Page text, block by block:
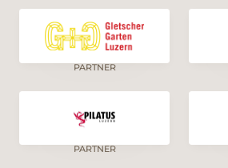
PARTNER
PARTNER